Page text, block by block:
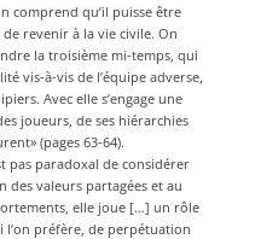
comprend qu’il puisse être
revenir à la vie civile. On
la troisième mi-temps, qui
vis-à-vis de l’équipe adverse,
Avec elle s’engage une
joueurs, de ses hiérarchies
(pages 63-64).
pas paradoxal de considérer
des valeurs partagées et au
elle joue […] un rôle
préfère, de perpétuation